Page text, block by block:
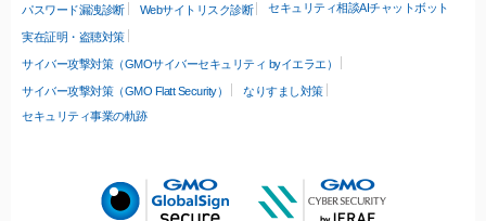
パスワード漏洩診断 Webサイトリスク診断 セキュリティ相談AIチャットボット
実在証明・盗聴対策
サイバー攻撃対策（GMOサイバーセキュリティ byイエラエ）
サイバー攻撃対策（GMO Flatt Security）
なりすまし対策
セキュリティ事業の軌跡